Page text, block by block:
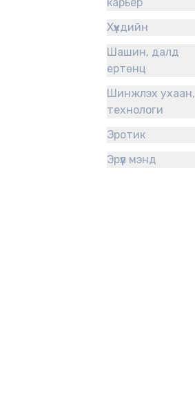
Хүүхдийн
Шашин, далд
ертөнц
Шинжлэх ухаан,
технологи
Эротик
Эрүүл мэнд